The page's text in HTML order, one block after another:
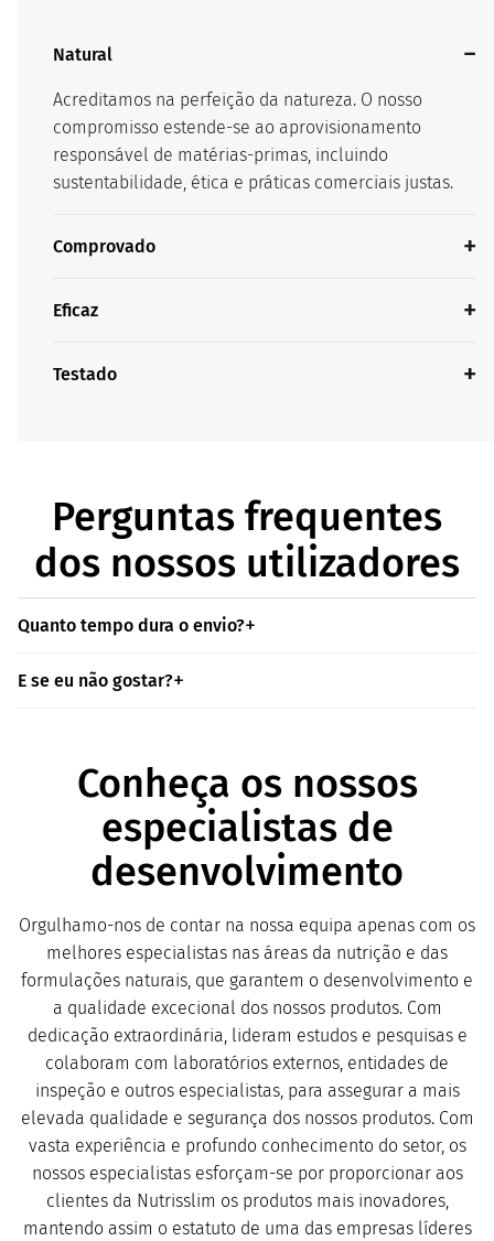
Natural
Acreditamos na perfeição da natureza. O nosso
compromisso estende-se ao aprovisionamento
responsável de matérias-primas, incluindo
sustentabilidade, ética e práticas comerciais justas.
Comprovado
Eficaz
Testado
Perguntas frequentes
dos nossos utilizadores
Quanto tempo dura o envio?
E se eu não gostar?
Conheça os nossos
especialistas de
desenvolvimento
Orgulhamo-nos de contar na nossa equipa apenas com os
melhores especialistas nas áreas da nutrição e das
formulações naturais, que garantem o desenvolvimento e
a qualidade excecional dos nossos produtos. Com
dedicação extraordinária, lideram estudos e pesquisas e
colaboram com laboratórios externos, entidades de
inspeção e outros especialistas, para assegurar a mais
elevada qualidade e segurança dos nossos produtos. Com
vasta experiência e profundo conhecimento do setor, os
nossos especialistas esforçam-se por proporcionar aos
clientes da Nutrisslim os produtos mais inovadores,
mantendo assim o estatuto de uma das empresas líderes